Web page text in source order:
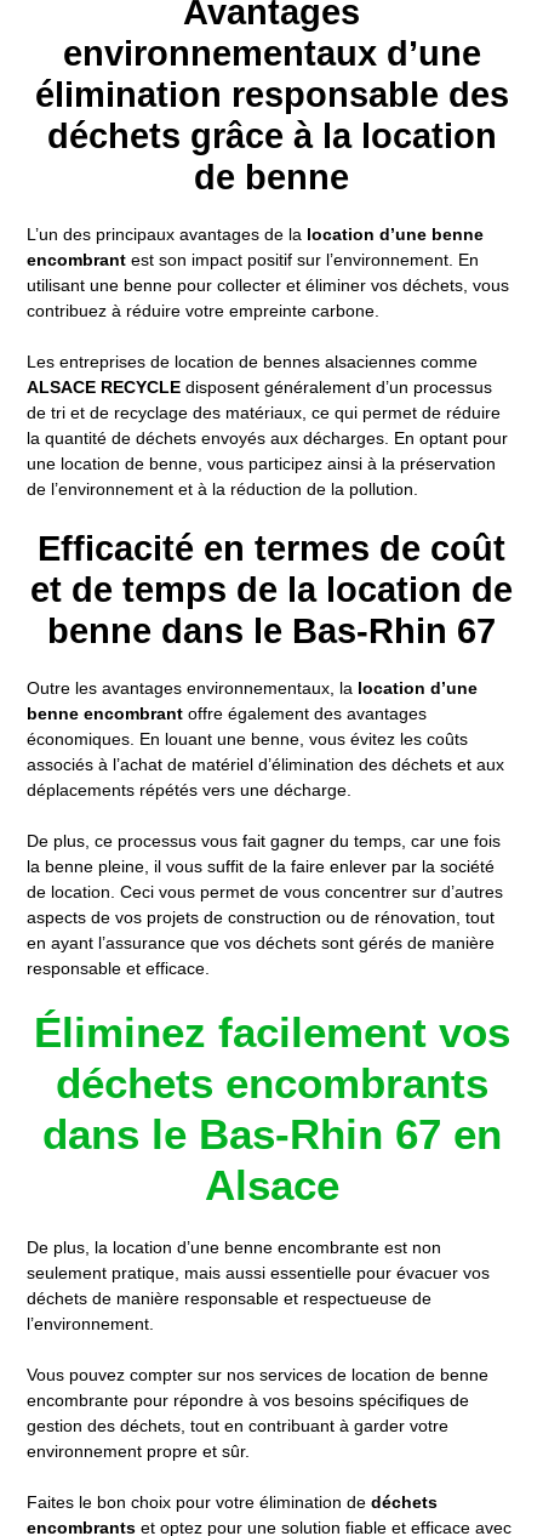
Avantages
environnementaux d’une
élimination responsable des
déchets grâce à la location
de benne
L’un des principaux avantages de la location d’une benne
encombrant est son impact positif sur l’environnement. En
utilisant une benne pour collecter et éliminer vos déchets, vous
contribuez à réduire votre empreinte carbone.
Les entreprises de location de bennes alsaciennes comme
ALSACE RECYCLE disposent généralement d’un processus
de tri et de recyclage des matériaux, ce qui permet de réduire
la quantité de déchets envoyés aux décharges. En optant pour
une location de benne, vous participez ainsi à la préservation
de l’environnement et à la réduction de la pollution.
Efficacité en termes de coût
et de temps de la location de
benne dans le Bas-Rhin 67
Outre les avantages environnementaux, la location d’une
benne encombrant offre également des avantages
économiques. En louant une benne, vous évitez les coûts
associés à l’achat de matériel d’élimination des déchets et aux
déplacements répétés vers une décharge.
De plus, ce processus vous fait gagner du temps, car une fois
la benne pleine, il vous suffit de la faire enlever par la société
de location. Ceci vous permet de vous concentrer sur d’autres
aspects de vos projets de construction ou de rénovation, tout
en ayant l’assurance que vos déchets sont gérés de manière
responsable et efficace.
Éliminez facilement vos
déchets encombrants
dans le Bas-Rhin 67 en
Alsace
De plus, la location d’une benne encombrante est non
seulement pratique, mais aussi essentielle pour évacuer vos
déchets de manière responsable et respectueuse de
l’environnement.
Vous pouvez compter sur nos services de location de benne
encombrante pour répondre à vos besoins spécifiques de
gestion des déchets, tout en contribuant à garder votre
environnement propre et sûr.
Faites le bon choix pour votre élimination dedéchets
encombrants et optez pour une solution fiable et efficace avec